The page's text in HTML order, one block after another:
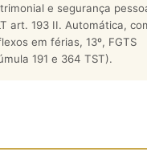
e segurança
art. 193 II. Automática,
em férias, 13º, FGTS
191 e 364 TST).